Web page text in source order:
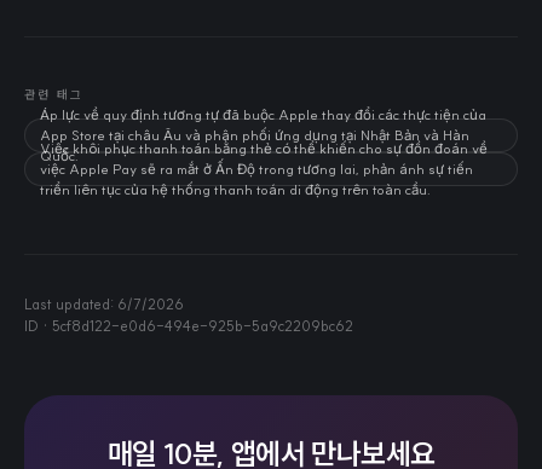
관련 태그
Áp lực về quy định tương tự đã buộc Apple thay đổi các thực tiện của
App Store tại châu Âu và phân phối ứng dụng tại Nhật Bản và Hàn
Quốc.
Việc khôi phục thanh toán bằng thẻ có thể khiến cho sự đồn đoán về
việc Apple Pay sẽ ra mắt ở Ấn Độ trong tương lai, phản ánh sự tiến
triển liên tục của hệ thống thanh toán di động trên toàn cầu.
Last updated: 6/7/2026
ID · 5cf8d122-e0d6-494e-925b-5a9c2209bc62
매일 10분, 앱에서 만나보세요